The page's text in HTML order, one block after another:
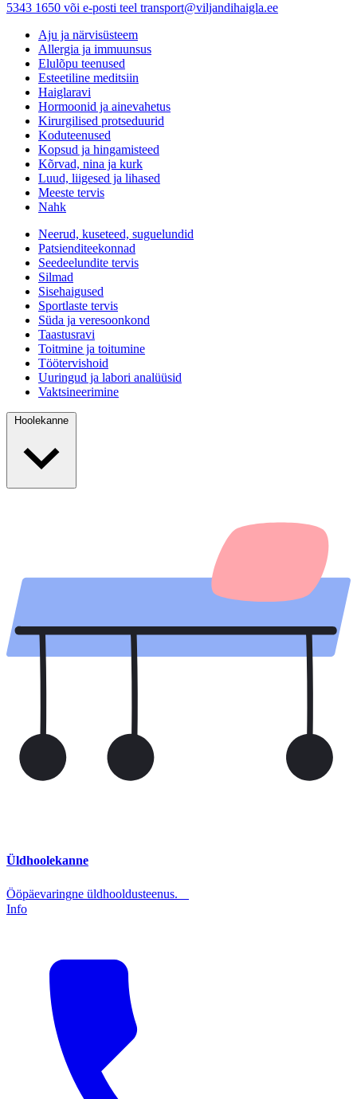
5343 1650 või e-posti teel transport@viljandihaigla.ee
Aju ja närvisüsteem
Allergia ja immuunsus
Elulõpu teenused
Esteetiline meditsiin
Haiglaravi
Hormoonid ja ainevahetus
Kirurgilised protseduurid
Koduteenused
Kopsud ja hingamisteed
Kõrvad, nina ja kurk
Luud, liigesed ja lihased
Meeste tervis
Nahk
Neerud, kuseteed, suguelundid
Patsienditeekonnad
Seedeelundite tervis
Silmad
Sisehaigused
Sportlaste tervis
Süda ja veresoonkond
Taastusravi
Toitmine ja toitumine
Töötervishoid
Uuringud ja labori analüüsid
Vaktsineerimine
Hoolekanne
Üldhoolekanne
Ööpäevaringne üldhooldusteenus.
Info